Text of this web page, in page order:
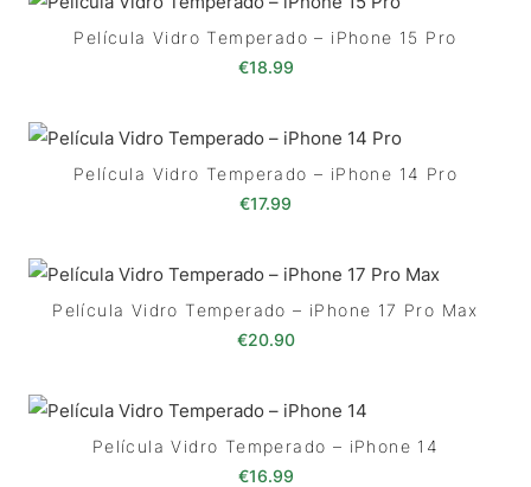
Película Vidro Temperado – iPhone 15 Pro
€18.99
Película Vidro Temperado – iPhone 14 Pro
€17.99
Película Vidro Temperado – iPhone 17 Pro Max
€20.90
Película Vidro Temperado – iPhone 14
€16.99